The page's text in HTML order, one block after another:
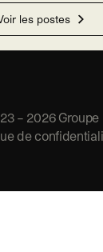
les postes
– 2026
de